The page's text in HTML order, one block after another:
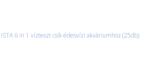
ISTA 6 in 1 vízteszt csík édesvízi akváriumhoz (25db)